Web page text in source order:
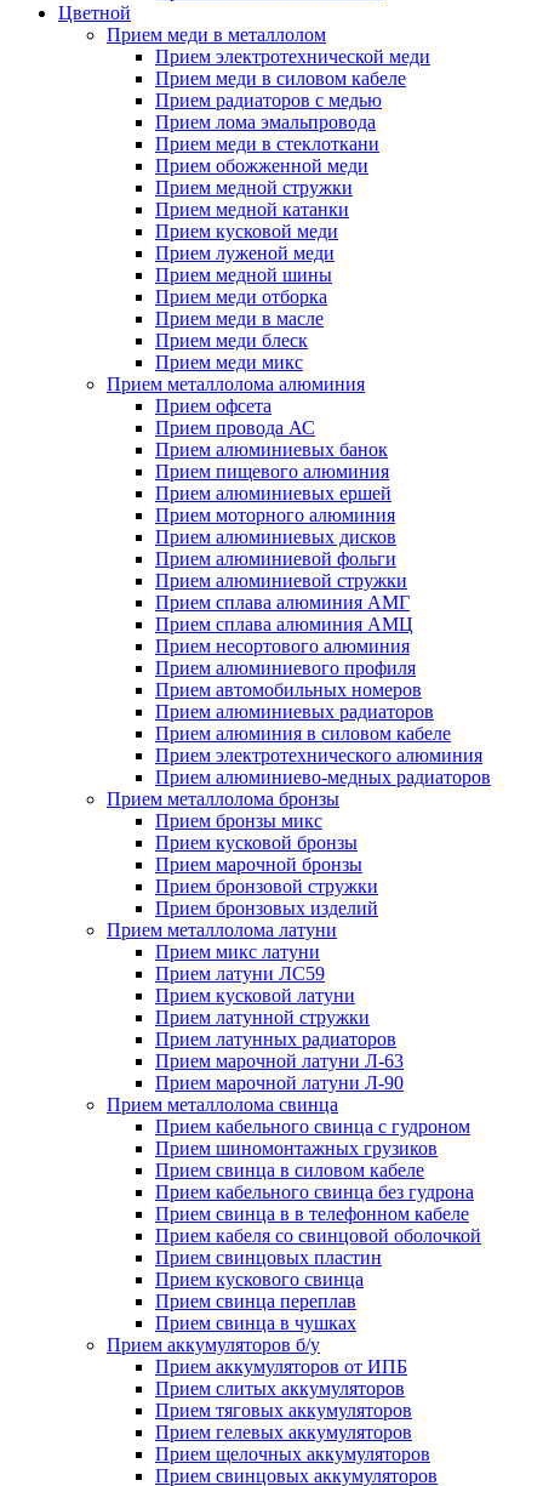
Цветной
Прием меди в металлолом
Прием электротехнической меди
Прием меди в силовом кабеле
Прием радиаторов с медью
Прием лома эмальпровода
Прием меди в стеклоткани
Прием обожженной меди
Прием медной стружки
Прием медной катанки
Прием кусковой меди
Прием луженой меди
Прием медной шины
Прием меди отборка
Прием меди в масле
Прием меди блеск
Прием меди микс
Прием металлолома алюминия
Прием офсета
Прием провода АС
Прием алюминиевых банок
Прием пищевого алюминия
Прием алюминиевых ершей
Прием моторного алюминия
Прием алюминиевых дисков
Прием алюминиевой фольги
Прием алюминиевой стружки
Прием сплава алюминия АМГ
Прием сплава алюминия АМЦ
Прием несортового алюминия
Прием алюминиевого профиля
Прием автомобильных номеров
Прием алюминиевых радиаторов
Прием алюминия в силовом кабеле
Прием электротехнического алюминия
Прием алюминиево-медных радиаторов
Прием металлолома бронзы
Прием бронзы микс
Прием кусковой бронзы
Прием марочной бронзы
Прием бронзовой стружки
Прием бронзовых изделий
Прием металлолома латуни
Прием микс латуни
Прием латуни ЛС59
Прием кусковой латуни
Прием латунной стружки
Прием латунных радиаторов
Прием марочной латуни Л-63
Прием марочной латуни Л-90
Прием металлолома свинца
Прием кабельного свинца с гудроном
Прием шиномонтажных грузиков
Прием свинца в силовом кабеле
Прием кабельного свинца без гудрона
Прием свинца в в телефонном кабеле
Прием кабеля со свинцовой оболочкой
Прием свинцовых пластин
Прием кускового свинца
Прием свинца переплав
Прием свинца в чушках
Прием аккумуляторов б/у
Прием аккумуляторов от ИПБ
Прием слитых аккумуляторов
Прием тяговых аккумуляторов
Прием гелевых аккумуляторов
Прием щелочных аккумуляторов
Прием свинцовых аккумуляторов